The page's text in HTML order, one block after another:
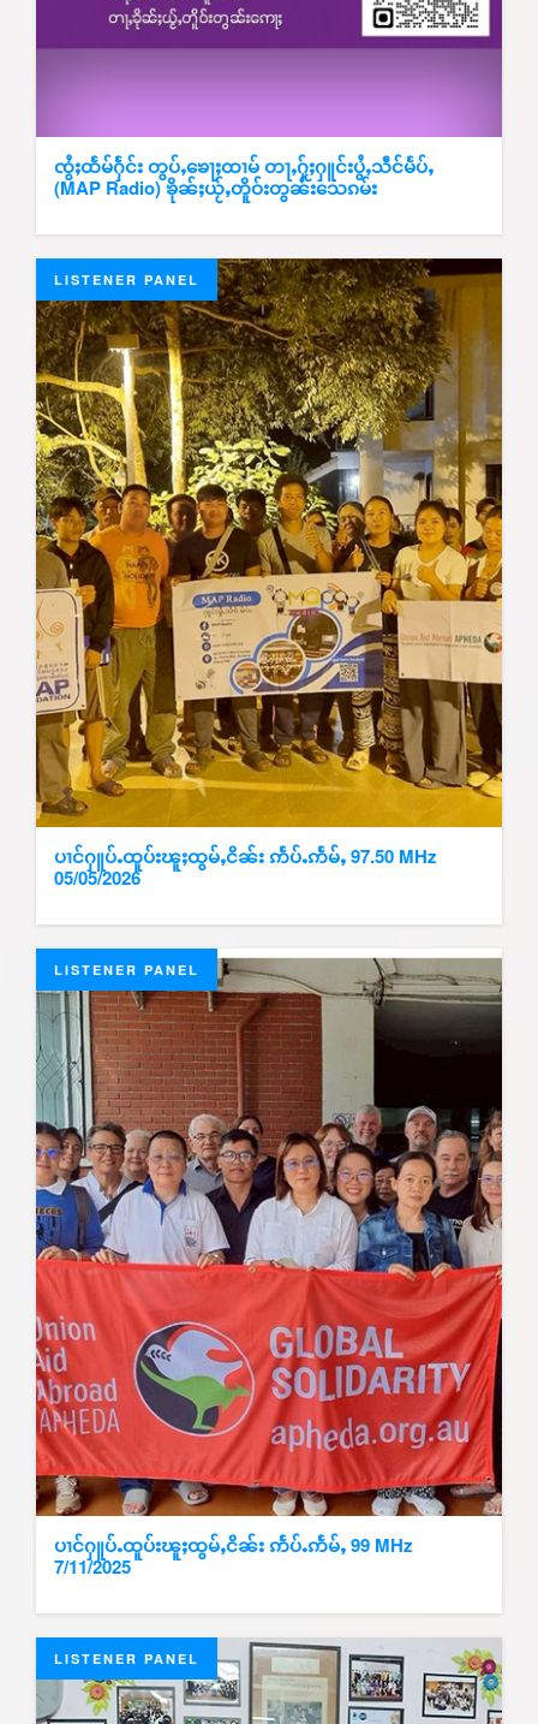
ၸွႆႈထႅမ်ႁႅင်း တွပ်ႇၶေႃႈထၢမ် တႃႇႁႂ်ႈႁူင်းပွႆႇသဵင်မႅပ်ႇ
(MAP Radio) ၶိုၼ်ႈယႂ်ႇတိူဝ်းတွၼ်းသေၵမ်း
LISTENER PANEL
ပၢင်ႁူပ်ႉထူပ်းၽူႈထွမ်ႇငိၼ်း ဢႅပ်ႉဢႅမ်ႇ 97.50 MHz
05/05/2026
LISTENER PANEL
ပၢင်ႁူပ်ႉထူပ်းၽူႈထွမ်ႇငိၼ်း ဢႅပ်ႉဢႅမ်ႇ 99 MHz
7/11/2025
LISTENER PANEL